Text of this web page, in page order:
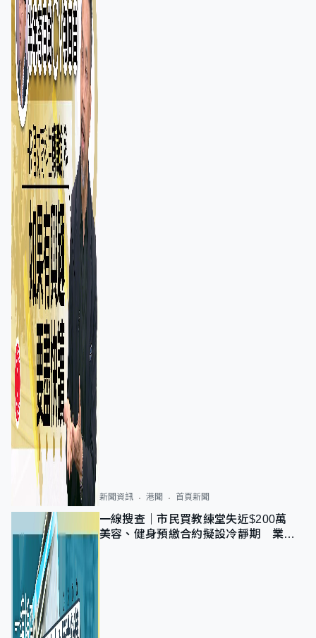
新聞資訊 港聞 首頁新聞
一線搜查｜市民買教練堂失近$200萬
美容、健身預繳合約擬設冷靜期 業界